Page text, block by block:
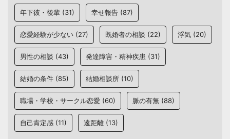
年下彼・後輩 (31) 幸せ報告 (87)
恋愛経験が少ない (27) 既婚者の相談 (22) 浮気 (20)
男性の相談 (43) 発達障害・精神疾患 (31)
結婚の条件 (85) 結婚相談所 (10)
職場・学校・サークル恋愛 (60) 脈の有無 (88)
自己肯定感 (11) 遠距離 (13)